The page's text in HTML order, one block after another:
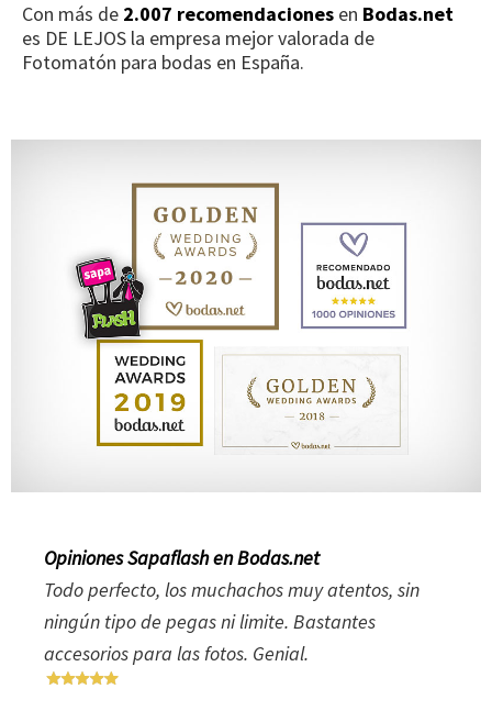
Con más de 2.007 recomendaciones en Bodas.net
es DE LEJOS la empresa mejor valorada de
Fotomatón para bodas en España.
Opiniones Sapaflash en Bodas.net
Todo perfecto, los muchachos muy atentos, sin
ningún tipo de pegas ni limite. Bastantes
accesorios para las fotos. Genial.